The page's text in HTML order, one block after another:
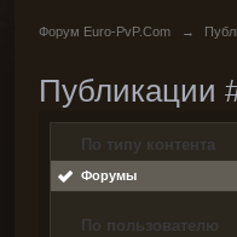
Форум Euro-PvP.Com →
Публикации
По типу контента
Форумы
По пользователю